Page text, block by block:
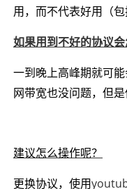
用，而不代表好用（包
如果用到不好的协议会
一到晚上高峰期就可
网带宽也没问题，但
建议怎么操作呢？
更换协议，使用